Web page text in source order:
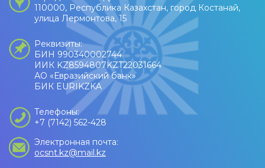
110000, Республика Казахстан, город Костанай,
улица Лермонтова, 15
Реквизиты:
БИН 990340002744
ИИК KZ8594807KZT22031664
АО «Евразийский банк»
БИК EURIKZKA
Телефоны:
+7 (7142) 562-428
Электронная почта:
ocsnt.kz@mail.kz